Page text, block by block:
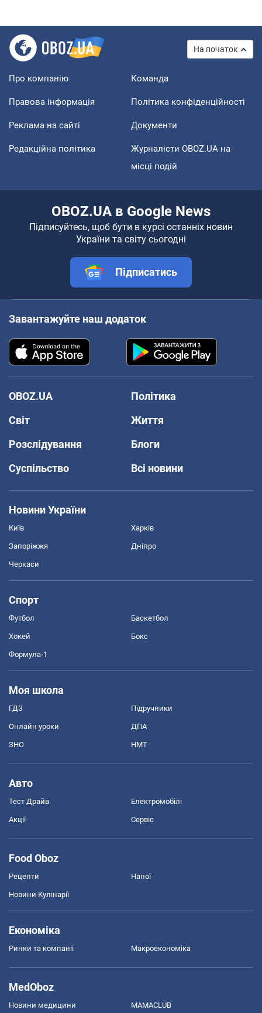
На початок
Про компанію Команда
Правова інформація Політика конфіденційності
Реклама на сайті Документи
Редакційна політика
Журналісти OBOZ.UA на
місці подій
OBOZ.UA в Google News
Підписуйтесь, щоб бути в курсі останніх новин
України та світу сьогодні
Підписатись
Завантажуйте наш додаток
OBOZ.UA
Політика
Світ
Життя
Розслідування
Блоги
Суспільство
Всі новини
Новини України
Київ Харків
Запоріжжя Дніпро
Черкаси
Спорт
Футбол Баскетбол
Хокей Бокс
Формула-1
Моя школа
ГДЗ Підручники
Онлайн уроки ДПА
ЗНО НМТ
Авто
Тест Драйв Електромобілі
Акції Сервіс
Food Oboz
Рецепти Напої
Новини Кулінарії
Економіка
Ринки та компанії Макроекономіка
MedOboz
Новини медицини MAMACLUB